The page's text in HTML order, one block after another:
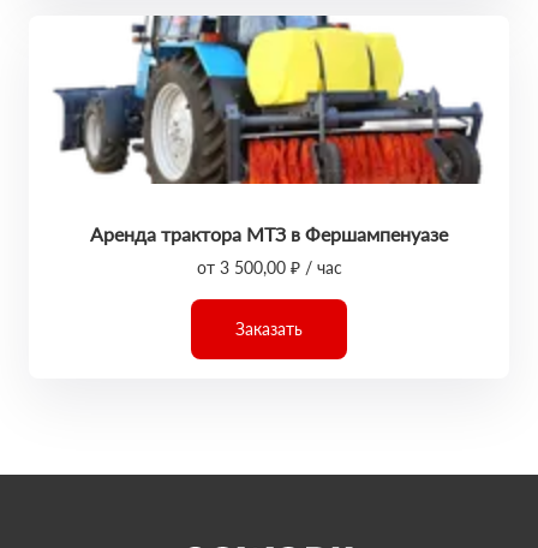
Аренда трактора МТЗ в Фершампенуазе
от 3 500,00 ₽ / час
Заказать